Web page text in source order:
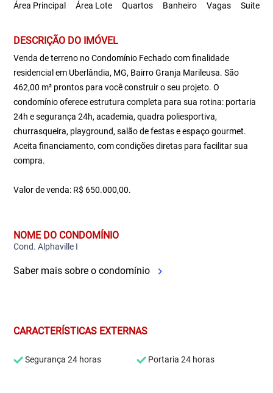
Área Principal
Área Lote
Quartos
Banheiro
Vagas
Suite
DESCRIÇÃO DO IMÓVEL
Venda de terreno no Condomínio Fechado com finalidade
residencial em Uberlândia, MG, Bairro Granja Marileusa. São
462,00 m² prontos para você construir o seu projeto. O
condomínio oferece estrutura completa para sua rotina: portaria
24h e segurança 24h, academia, quadra poliesportiva,
churrasqueira, playground, salão de festas e espaço gourmet.
Aceita financiamento, com condições diretas para facilitar sua
compra.
Valor de venda: R$ 650.000,00.
NOME DO CONDOMÍNIO
Cond. Alphaville I
Saber mais sobre o condomínio
CARACTERÍSTICAS EXTERNAS
Segurança 24 horas Portaria 24 horas